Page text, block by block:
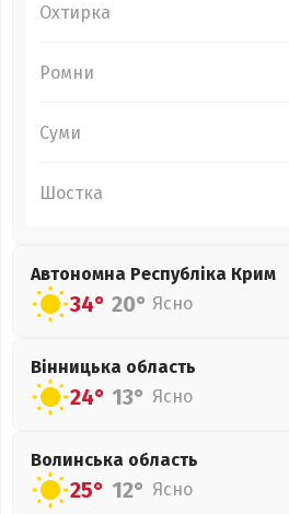
Охтирка
Ромни
Суми
Шостка
Автономна Республіка Крим
34° 20° Ясно
Вінницька область
24° 13° Ясно
Волинська область
25° 12° Ясно